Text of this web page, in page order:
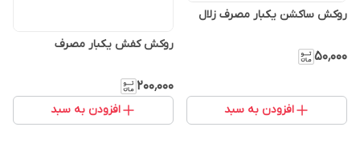
روکش ساکشن یکبار مصرف زلال
۵۰٬۰۰۰
افزودن به سبد
روکش کفش یکبار مصرف
۲۰۰٬۰۰۰
افزودن به سبد